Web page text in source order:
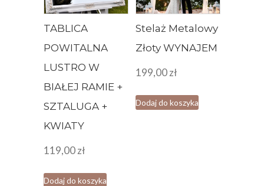
TABLICA
POWITALNA
LUSTRO W
BIAŁEJ RAMIE +
SZTALUGA +
KWIATY
119,00zł
Dodaj do koszyka
Stelaż Metalowy
Złoty WYNAJEM
199,00zł
Dodaj do koszyka